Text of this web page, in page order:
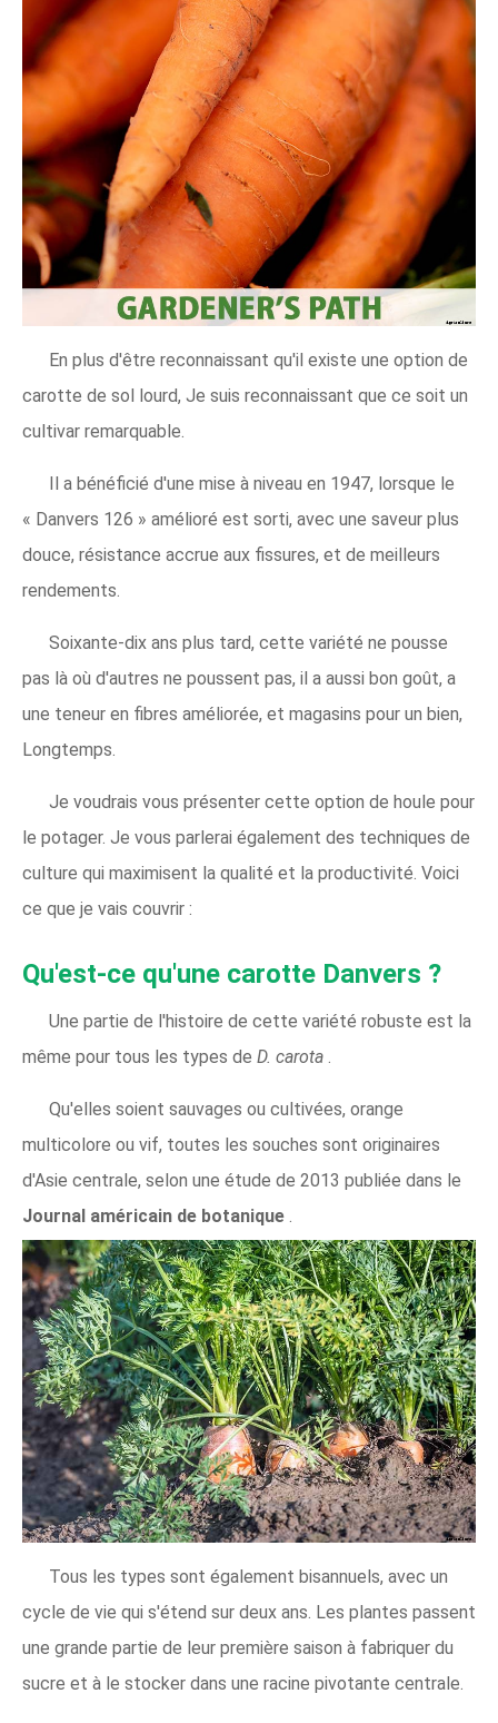
En plus d'être reconnaissant qu'il existe une option de
carotte de sol lourd, Je suis reconnaissant que ce soit un
cultivar remarquable.
Il a bénéficié d'une mise à niveau en 1947, lorsque le
« Danvers 126 » amélioré est sorti, avec une saveur plus
douce, résistance accrue aux fissures, et de meilleurs
rendements.
Soixante-dix ans plus tard, cette variété ne pousse
pas là où d'autres ne poussent pas, il a aussi bon goût, a
une teneur en fibres améliorée, et magasins pour un bien,
Longtemps.
Je voudrais vous présenter cette option de houle pour
le potager. Je vous parlerai également des techniques de
culture qui maximisent la qualité et la productivité. Voici
ce que je vais couvrir :
Qu'est-ce qu'une carotte Danvers ?
Une partie de l'histoire de cette variété robuste est la
même pour tous les types de D. carota .
Qu'elles soient sauvages ou cultivées, orange
multicolore ou vif, toutes les souches sont originaires
d'Asie centrale, selon une étude de 2013 publiée dans le
Journal américain de botanique .
Tous les types sont également bisannuels, avec un
cycle de vie qui s'étend sur deux ans. Les plantes passent
une grande partie de leur première saison à fabriquer du
sucre et à le stocker dans une racine pivotante centrale.